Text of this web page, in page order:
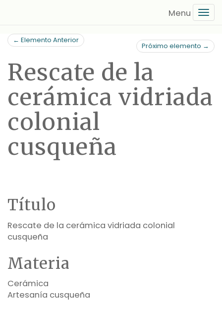
contenido
principal
← Elemento Anterior
Próximo elemento →
Rescate de la
cerámica vidriada
colonial
cusqueña
Título
Rescate de la cerámica vidriada colonial
cusqueña
Materia
Cerámica
Artesanía cusqueña